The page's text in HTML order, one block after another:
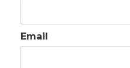
Email